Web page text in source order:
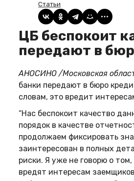
Статьи
ЦБ беспокоит качество данных, которые банки
передают в
АНОСИНО /Московская
банки передают в бюро
словам, это вредит
“Нас беспокоит качество
порядок в качестве
продолжаем фиксировать
заинтересован в полных
риски. Я уже не говорю о
вредят интересам